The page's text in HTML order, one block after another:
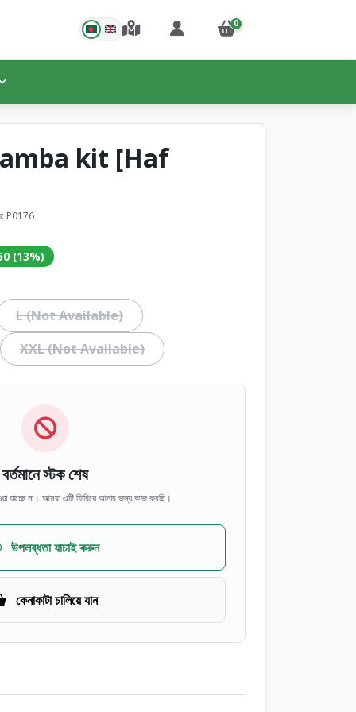
0
kit [Haf
P0176
(13%)
L (Not Available)
XXL (Not Available)
বর্তমানে স্টক শেষ
যাচ্ছে না। আমরা এটি ফিরিয়ে আনার জন্য কাজ করছি।
উপলব্ধতা যাচাই করুন
কেনাকাটা চালিয়ে যান